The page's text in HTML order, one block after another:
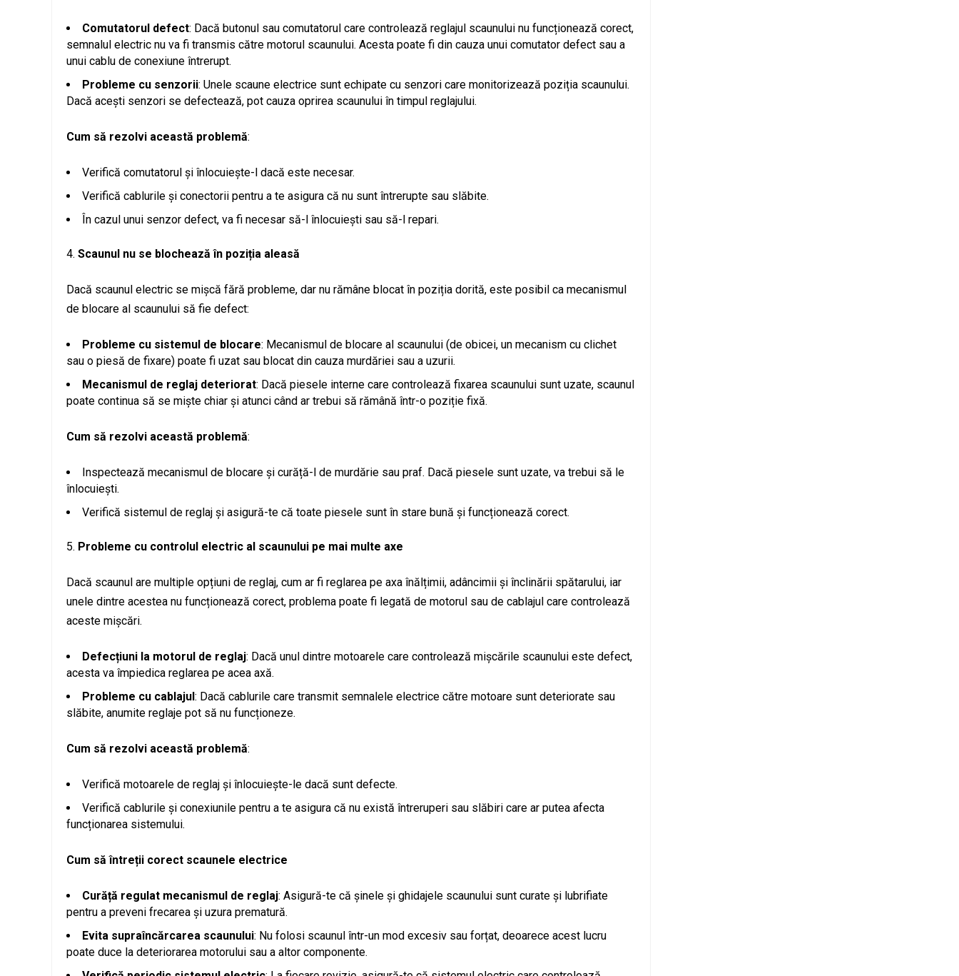
Comutatorul defect: Dacă butonul sau comutatorul care controlează reglajul scaunului nu funcționează corect,
semnalul electric nu va fi transmis către motorul scaunului. Acesta poate fi din cauza unui comutator defect sau a
unui cablu de conexiune întrerupt.
Probleme cu senzorii: Unele scaune electrice sunt echipate cu senzori care monitorizează poziția scaunului.
Dacă acești senzori se defectează, pot cauza oprirea scaunului în timpul reglajului.
Cum să rezolvi această problemă:
Verifică comutatorul și înlocuiește-l dacă este necesar.
Verifică cablurile și conectorii pentru a te asigura că nu sunt întrerupte sau slăbite.
În cazul unui senzor defect, va fi necesar să-l înlocuiești sau să-l repari.
Scaunul nu se blochează în poziția aleasă
Dacă scaunul electric se mișcă fără probleme, dar nu rămâne blocat în poziția dorită, este posibil ca mecanismul
de blocare al scaunului să fie defect:
Probleme cu sistemul de blocare: Mecanismul de blocare al scaunului (de obicei, un mecanism cu clichet
sau o piesă de fixare) poate fi uzat sau blocat din cauza murdăriei sau a uzurii.
Mecanismul de reglaj deteriorat: Dacă piesele interne care controlează fixarea scaunului sunt uzate, scaunul
poate continua să se miște chiar și atunci când ar trebui să rămână într-o poziție fixă.
Cum să rezolvi această problemă:
Inspectează mecanismul de blocare și curăță-l de murdărie sau praf. Dacă piesele sunt uzate, va trebui să le
înlocuiești.
Verifică sistemul de reglaj și asigură-te că toate piesele sunt în stare bună și funcționează corect.
Probleme cu controlul electric al scaunului pe mai multe axe
Dacă scaunul are multiple opțiuni de reglaj, cum ar fi reglarea pe axa înălțimii, adâncimii și înclinării spătarului, iar
unele dintre acestea nu funcționează corect, problema poate fi legată de motorul sau de cablajul care controlează
aceste mișcări.
Defecțiuni la motorul de reglaj: Dacă unul dintre motoarele care controlează mișcările scaunului este defect,
acesta va împiedica reglarea pe acea axă.
Probleme cu cablajul: Dacă cablurile care transmit semnalele electrice către motoare sunt deteriorate sau
slăbite, anumite reglaje pot să nu funcționeze.
Cum să rezolvi această problemă:
Verifică motoarele de reglaj și înlocuiește-le dacă sunt defecte.
Verifică cablurile și conexiunile pentru a te asigura că nu există întreruperi sau slăbiri care ar putea afecta
funcționarea sistemului.
Cum să întreții corect scaunele electrice
Curăță regulat mecanismul de reglaj: Asigură-te că șinele și ghidajele scaunului sunt curate și lubrifiate
pentru a preveni frecarea și uzura prematură.
Evita supraîncărcarea scaunului: Nu folosi scaunul într-un mod excesiv sau forțat, deoarece acest lucru
poate duce la deteriorarea motorului sau a altor componente.